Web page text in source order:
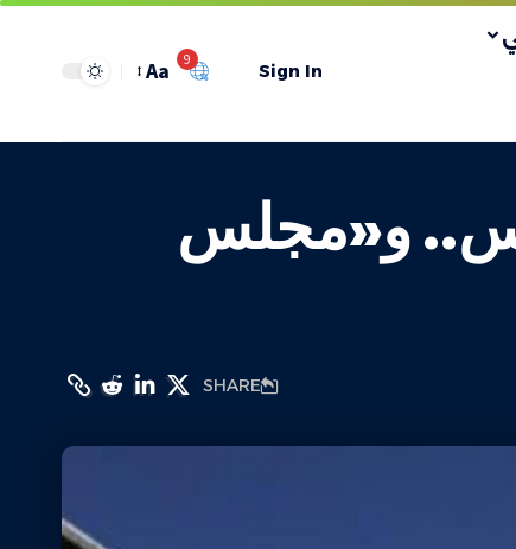
Sign In
9
Aa
و«مجلس
SHARE